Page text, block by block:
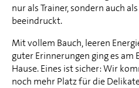
nur als Trainer, sondern auch
beeindruckt.
Mit vollem Bauch, leeren
guter Erinnerungen ging es am
Hause. Eines ist sicher: Wir
noch mehr Platz für die